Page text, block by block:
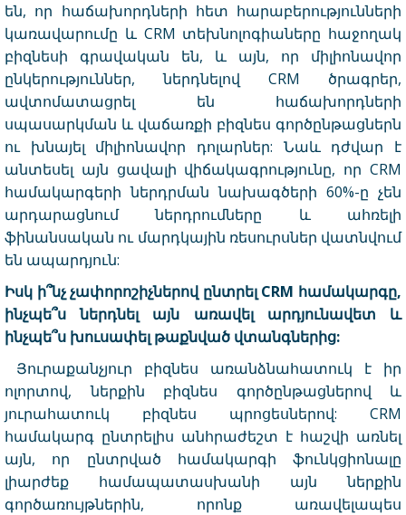
են, որ հաճախորդների հետ հարաբերությունների
կառավարումը և CRM տեխնոլոգիաները հաջողակ
բիզնեսի գրավական են, և այն, որ միլիոնավոր
ընկերություններ, ներդնելով CRM ծրագրեր,
ավտոմատացրել են հաճախորդների
սպասարկման և վաճառքի բիզնես գործընթացներն
ու խնայել միլիոնավոր դոլարներ: Նաև դժվար է
անտեսել այն ցավալի վիճակագրությունը, որ CRM
համակարգերի ներդրման նախագծերի 60%-ը չեն
արդարացնում ներդրումները և ահռելի
ֆինանսական ու մարդկային ռեսուրսներ վատնվում
են ապարդյուն:
Իսկ ի՞նչ չափորոշիչներով ընտրել CRM համակարգը,
ինչպե՞ս ներդնել այն առավել արդյունավետ և
ինչպե՞ս խուսափել թաքնված վտանգներից:
Յուրաքանչյուր բիզնես առանձնահատուկ է իր
ոլորտով, ներքին բիզնես գործընթացներով և
յուրահատուկ բիզնես պրոցեսներով: CRM
համակարգ ընտրելիս անհրաժեշտ է հաշվի առնել
այն, որ ընտրված համակարգի ֆունկցիոնալը
լիարժեք համապատասխանի այն ներքին
գործառույթներին, որոնք առավելապես